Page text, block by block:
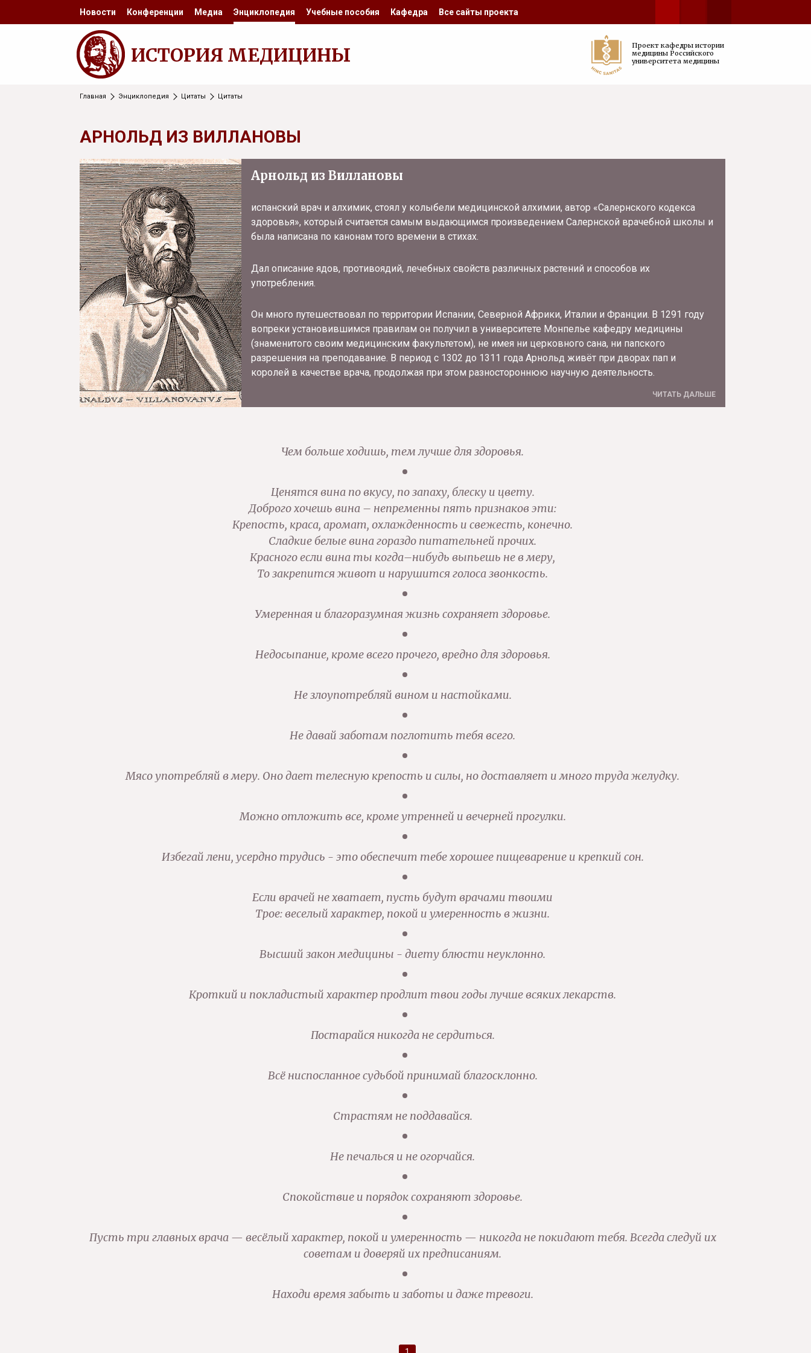
Новости Конференции Медиа Энциклопедия Учебные пособия Кафедра Все сайты проекта
ИСТОРИЯ МЕДИЦИНЫ
Проект кафедры истории
медицины Российского
университета медицины
Главная Энциклопедия Цитаты Цитаты
АРНОЛЬД ИЗ ВИЛЛАНОВЫ
Арнольд из Виллановы
испанский врач и алхимик, стоял у колыбели медицинской алхимии, автор «Салернского кодекса
здоровья», который считается самым выдающимся произведением Салернской врачебной школы и
была написана по канонам того времени в стихах.
Дал описание ядов, противоядий, лечебных свойств различных растений и способов их
употребления.
Он много путешествовал по территории Испании, Северной Африки, Италии и Франции. В 1291 году
вопреки установившимся правилам он получил в университете Монпелье кафедру медицины
(знаменитого своим медицинским факультетом), не имея ни церковного сана, ни папского
разрешения на преподавание. В период с 1302 до 1311 года Арнольд живёт при дворах пап и
королей в качестве врача, продолжая при этом разностороннюю научную деятельность.
ЧИТАТЬ ДАЛЬШЕ
Чем больше ходишь, тем лучше для здоровья.
Ценятся вина по вкусу, по запаху, блеску и цвету.
Доброго хочешь вина – непременны пять признаков эти:
Крепость, краса, аромат, охлажденность и свежесть, конечно.
Сладкие белые вина гораздо питательней прочих.
Красного если вина ты когда–нибудь выпьешь не в меру,
То закрепится живот и нарушится голоса звонкость.
Умеренная и благоразумная жизнь сохраняет здоровье.
Недосыпание, кроме всего прочего, вредно для здоровья.
Не злоупотребляй вином и настойками.
Не давай заботам поглотить тебя всего.
Мясо употребляй в меру. Оно дает телесную крепость и силы, но доставляет и много труда желудку.
Можно отложить все, кроме утренней и вечерней прогулки.
Избегай лени, усердно трудись - это обеспечит тебе хорошее пищеварение и крепкий сон.
Если врачей не хватает, пусть будут врачами твоими
Трое: веселый характер, покой и умеренность в жизни.
Высший закон медицины - диету блюсти неуклонно.
Кроткий и покладистый характер продлит твои годы лучше всяких лекарств.
Постарайся никогда не сердиться.
Всё ниспосланное судьбой принимай благосклонно.
Страстям не поддавайся.
Не печалься и не огорчайся.
Спокойствие и порядок сохраняют здоровье.
Пусть три главных врача — весёлый характер, покой и умеренность — никогда не покидают тебя. Всегда следуй их
советам и доверяй их предписаниям.
Находи время забыть и заботы и даже тревоги.